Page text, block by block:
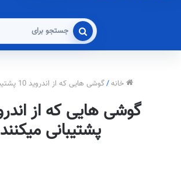
جستجو
برای
خانه/گوشی هایی که از اندروید 10 پشتیبانی میکنند
پشتیبانی میکنند